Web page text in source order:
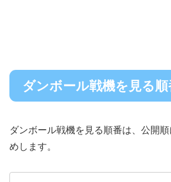
ダンボール戦機を見る
ダンボール戦機を見る順番は、公開
めします。